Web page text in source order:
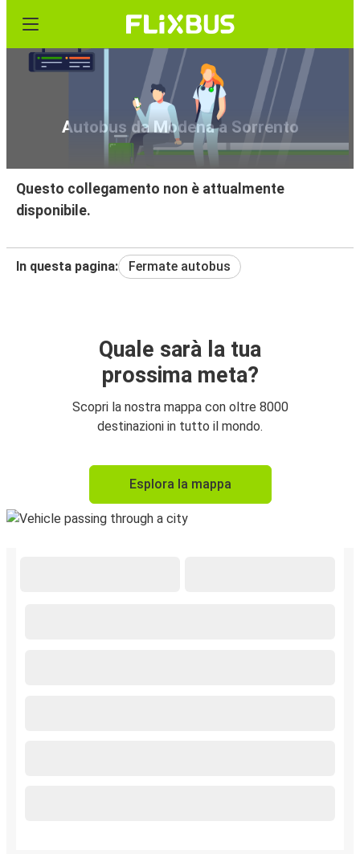
Autobus da Modena a Sorrento
Questo collegamento non è attualmente
disponibile.
In questa pagina: Fermate autobus
Quale sarà la tua
prossima meta?
Scopri la nostra mappa con oltre 8000
destinazioni in tutto il mondo.
Esplora la mappa